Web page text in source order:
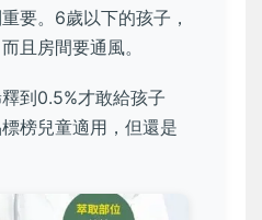
要。6歲以下的孩子，
且房間要通風。
到0.5%才敢給孩子
榜兒童適用，但還是